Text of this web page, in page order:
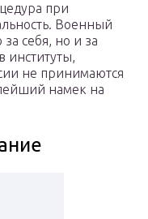
при
Военный
за себя, но и за
институты,
не принимаются
намек на